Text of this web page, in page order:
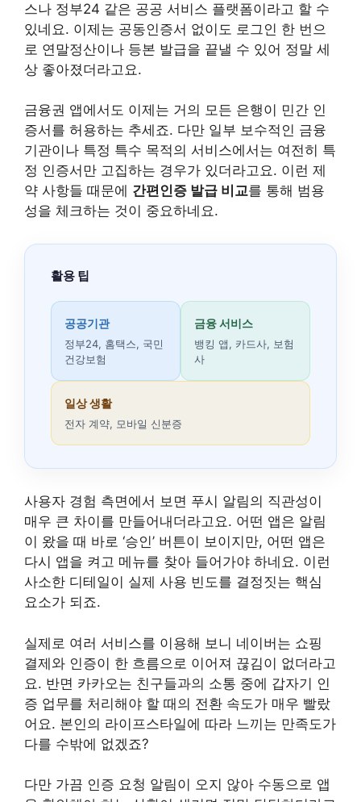
스나 정부24 같은 공공 서비스 플랫폼이라고 할 수
있네요. 이제는 공동인증서 없이도 로그인 한 번으
로 연말정산이나 등본 발급을 끝낼 수 있어 정말 세
상 좋아졌더라고요.
금융권 앱에서도 이제는 거의 모든 은행이 민간 인
증서를 허용하는 추세죠. 다만 일부 보수적인 금융
기관이나 특정 특수 목적의 서비스에서는 여전히 특
정 인증서만 고집하는 경우가 있더라고요. 이런 제
약 사항들 때문에 간편인증 발급 비교를 통해 범용
성을 체크하는 것이 중요하네요.
활용 팁
공공기관
정부24, 홈택스, 국민
건강보험
금융 서비스
뱅킹 앱, 카드사, 보험
사
일상 생활
전자 계약, 모바일 신분증
사용자 경험 측면에서 보면 푸시 알림의 직관성이
매우 큰 차이를 만들어내더라고요. 어떤 앱은 알림
이 왔을 때 바로 ‘승인’ 버튼이 보이지만, 어떤 앱은
다시 앱을 켜고 메뉴를 찾아 들어가야 하네요. 이런
사소한 디테일이 실제 사용 빈도를 결정짓는 핵심
요소가 되죠.
실제로 여러 서비스를 이용해 보니 네이버는 쇼핑
결제와 인증이 한 흐름으로 이어져 끊김이 없더라고
요. 반면 카카오는 친구들과의 소통 중에 갑자기 인
증 업무를 처리해야 할 때의 전환 속도가 매우 빨랐
어요. 본인의 라이프스타일에 따라 느끼는 만족도가
다를 수밖에 없겠죠?
다만 가끔 인증 요청 알림이 오지 않아 수동으로 앱